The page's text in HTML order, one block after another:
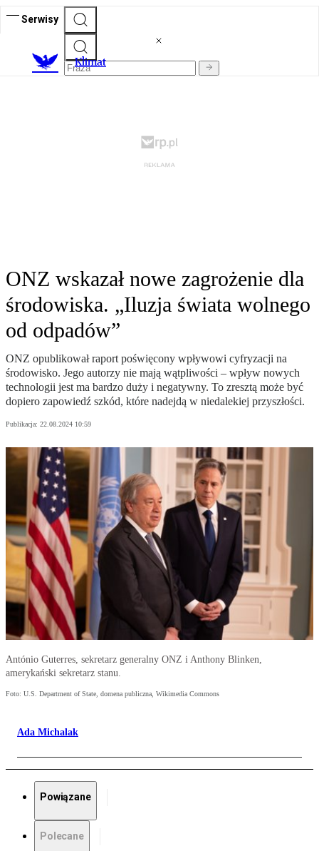
Serwisy
Klimat
ONZ wskazał nowe zagrożenie dla
środowiska. „Iluzja świata wolnego
od odpadów”
ONZ opublikował raport poświęcony wpływowi cyfryzacji na
środowisko. Jego autorzy nie mają wątpliwości – wpływ nowych
technologii jest ma bardzo duży i negatywny. To zresztą może być
dopiero zapowiedź szkód, które nadejdą w niedalekiej przyszłości.
Publikacja: 22.08.2024 10:59
António Guterres, sekretarz generalny ONZ i Anthony Blinken,
amerykański sekretarz stanu.
Foto: U.S. Department of State, domena publiczna, Wikimedia Commons
Ada Michalak
Powiązane
Polecane